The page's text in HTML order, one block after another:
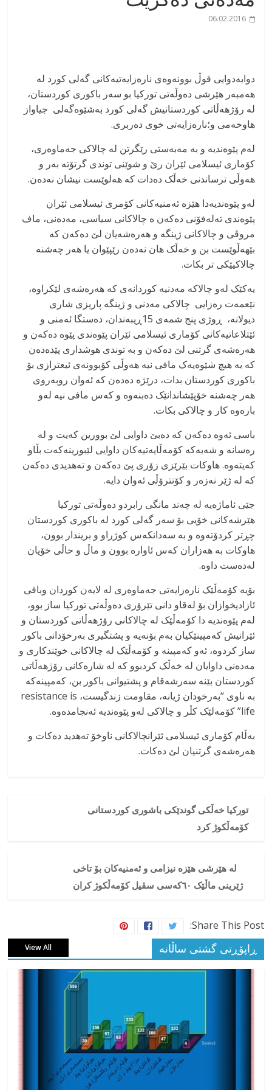
06.02.2016
دوابەدوایی قوڵ بوونەوەی نارەزایەتیەکانی گەلی کورد لە
هەمبەر هێرشی دەوڵەتی تورکیا بو سەر باکوری کوردستان،
لە رۆژهەڵاتی کوردستانیش گەلی کورد بەشێوەگەلی جیاواز
هاوخەمی و؛نارەزایەتی خوی دەربری.
لەم پێوەندیە و بە مەبەستی رێگرتن لە چالاکی جەماوەری،
کۆماری ئیسلامی ئێران رێ و شوێنی توندی گرتۆتە بەر و
هەوڵی ترساندنی خەڵک دەدات کە هەلوێست نیشان نەدەن.
لەو پێوەندیەدا هێزە ئەمنیەکانی کۆمری ئیسلامی ئێران
پێوەندی تەلەفۆنی دەکەن ە چالاکانی سیاسی، مەدەنی، ماف
مروڤی و چالاکانی ژینگە و هەرەشەیان لێ دەکەن کە
بێهەڵوێست بن و خەڵک هان نەدەن رێپێوان یا هەر چەشنە
چالاکیێکی تر بکات.
یەکێک لەو چالاکە مەدنیە کوردانەی کە هەرەشەی لێکراوە،
نێعمەت رەزایی چالاکی مەدنی و ژینگە پاریزی شاری
دیولانە، ڕوژی پنج شمەی 15ڕیبەندان، دەستگا ئەمنی و
ئێتلاعاتیەکانی کۆماری ئیسلامی ئێران پێوەندی پێوە دەکەن و
هەرەشەی گرتنی لێ دەکەن و بە توندی هوشداری پێدەدەن
کە بە هیچ شێوەیەک مافی نیە هەوڵی کۆبوونەی ئیعترازی بۆ
باکوری کوردستان بدات، درێژە دەدەن کە ئەوان روبەروی
هەر چەشنە خۆپێشاندانێک دەبنەوە و کەس مافی نیە لەو
بارەوە کار و چالاکی بکات.
باسی ئەوە دەکەن کە دەبێ داوایی لێ بوورین کەیت و لە
رەسانە و شەبەکە کۆمەڵایەتیەکان داوایی لێبورینەکەت بڵاو
کەیتەوە. هاوکات بێرێزی زۆری پێ دەکەن و تەهدیدی دەکەن
کە لە ژێر نەزەر و کۆنترۆڵی ئەوان دایە.
جێی ئاماژەیە لە چەند مانگی رابردو دەوڵەتی تورکیا
هێرشەکانی خۆیی بۆ سەر گەلی کورد لە باکوری کوردستان
چڕتر کردۆتەوە و بە سەدانکەس کوژراو و بریندار بوون،
هاوکات بە هەزاران کەس ئاوارە بوون و ماڵ و حاڵی خۆیان
لەدەست داوە.
بۆیە کۆمەڵێک نارەزایەتی جەماوەری لە لایەن کوردان وباقی
ئازادیخوازان بۆ لەقاو دانی تێرۆری دەوڵەتی تورکیا ساز بوو،
لەم پێوەندیە دا کۆمەڵێک لە چالاکانی رۆژهەڵاتی کوردستان و
ئێرانیش کەمپینێکیان بەم بۆنەیە و پشتگیری بەرخۆدانی باکور
ساز کردوە، ئەو کەمپینە و کۆمەڵێک لە چالاکانی خوێندکاری و
مەدەنی داوایان لە خەڵک کردبوو کە لە شارەکانی رۆژهەڵاتی
کوردستان بێنە سەرشەقام و پشتیوانی باکور بن، کەمپینەکە
بە ناوی “بەرخودان ژیانە، مقاومت زندگیست، resistance is
life” کۆمەلێک کڵر و چالاکی لەو پێوەندیە ئەنجامدەوە.
بەڵام کۆماری ئیسلامی ئێرانچالاکانی ناوخۆ تەهدید دەکات و
هەرەشەی گرتنیان لێ دەکات.
تورکیا خەڵکی گوندێکی باشوری کوردستانی
کۆمەڵکوژ کرد
لە هێرشی هێزە نیزامی و ئەمنیەکان بۆ تاخی
ژێرینی ماڵێک ٦۰کەسی سڤیل کۆمەڵکوژ کران
Share This Post:
ڕاپۆڕتی گشتی ساڵانه View All